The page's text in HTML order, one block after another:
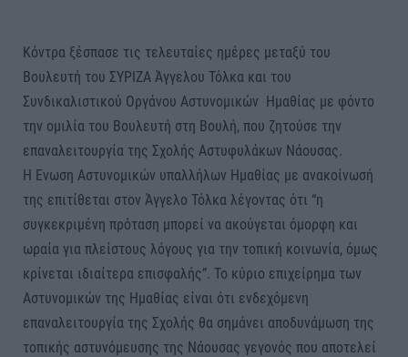
Κόντρα ξέσπασε τις τελευταίες ημέρες μεταξύ του
Βουλευτή του ΣΥΡΙΖΑ Άγγελου Τόλκα και του
Συνδικαλιστικού Οργάνου Αστυνομικών Ημαθίας με φόντο
την ομιλία του Βουλευτή στη Βουλή, που ζητούσε την
επαναλειτουργία της Σχολής Αστυφυλάκων Νάουσας.
Η Ενωση Αστυνομικών υπαλλήλων Ημαθίας με ανακοίνωσή
της επιτίθεται στον Άγγελο Τόλκα λέγοντας ότι “η
συγκεκριμένη πρόταση μπορεί να ακούγεται όμορφη και
ωραία για πλείστους λόγους για την τοπική κοινωνία, όμως
κρίνεται ιδιαίτερα επισφαλής”. Το κύριο επιχείρημα των
Αστυνομικών της Ημαθίας είναι ότι ενδεχόμενη
επαναλειτουργία της Σχολής θα σημάνει αποδυνάμωση της
τοπικής αστυνόμευσης της Νάουσας γεγονός που αποτελεί